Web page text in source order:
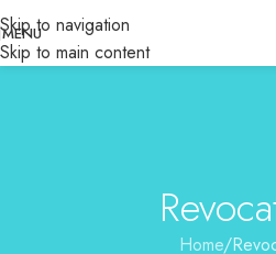
Skip to navigation
Skip to main content
MENU
Home